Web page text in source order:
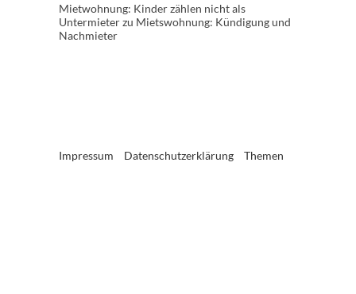
Mietwohnung: Kinder zählen nicht als
Untermieterzu Mietswohnung: Kündigung und
Nachmieter
Impressum Datenschutzerklärung Themen